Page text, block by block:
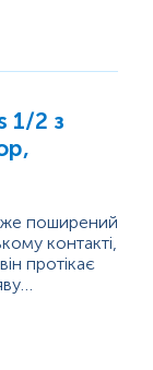
1/2 з
поширений
контакті,
протікає
очі).